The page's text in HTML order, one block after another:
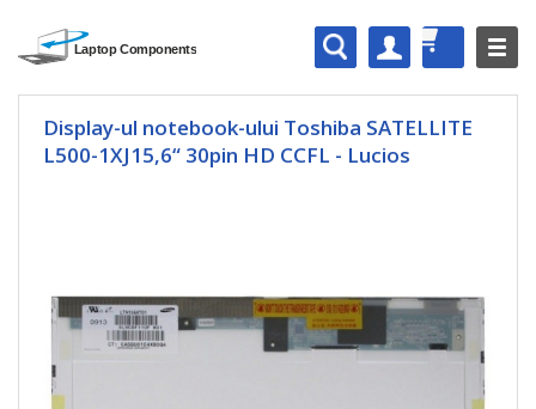
Display-ul notebook-ului Toshiba SATELLITE
L500-1XJ15,6“ 30pin HD CCFL - Lucios